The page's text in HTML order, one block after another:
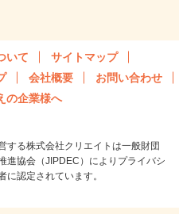
いて
サイトマップ
会社概要
お問い合わせ
の企業様へ
する株式会社クリエイトは一般財団
進協会（JIPDEC）によりプライバシ
に認定されています。